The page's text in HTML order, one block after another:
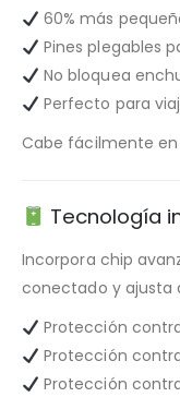
60% más
Pines plegables
No bloquea
Perfecto para
Cabe fácilmente en
Tecnología
Incorpora chip
conectado y
Protección
Protección
Protección